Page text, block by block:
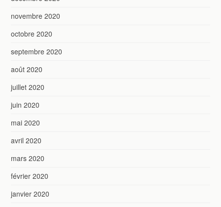
novembre 2020
octobre 2020
septembre 2020
août 2020
juillet 2020
juin 2020
mai 2020
avril 2020
mars 2020
février 2020
janvier 2020